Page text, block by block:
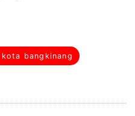
bangkinang